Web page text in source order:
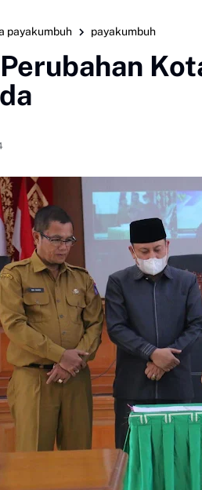
payakumbuh payakumbuh